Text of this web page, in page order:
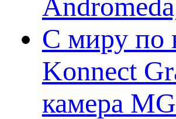
С миру по
Konnect
камера